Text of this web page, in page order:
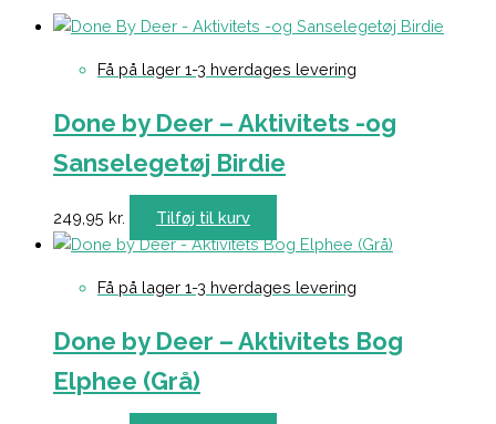
Få på lager 1-3 hverdages levering
Done by Deer – Aktivitets -og
Sanselegetøj Birdie
249,95 kr. Tilføj til kurv
Få på lager 1-3 hverdages levering
Done by Deer – Aktivitets Bog
Elphee (Grå)